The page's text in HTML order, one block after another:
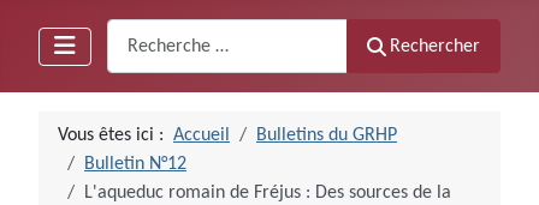
Rechercher
Vous êtes ici : Accueil
Bulletins du GRHP
Bulletin N°12
L'aqueduc romain de Fréjus : Des sources de la